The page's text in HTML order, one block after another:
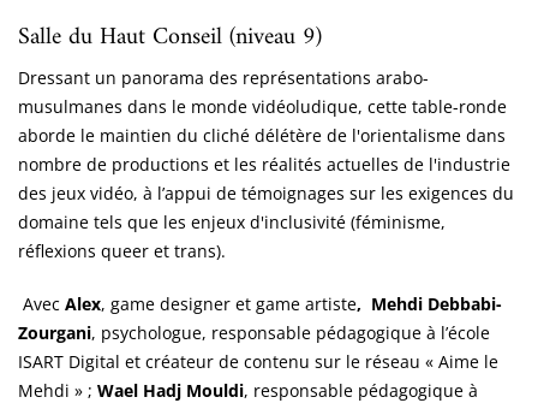
Salle du Haut Conseil (niveau 9)
Dressant un panorama des représentations arabo-
musulmanes dans le monde vidéoludique, cette table-ronde
aborde le maintien du cliché délétère de l'orientalisme dans
nombre de productions et les réalités actuelles de l'industrie
des jeux vidéo, à l’appui de témoignages sur les exigences du
domaine tels que les enjeux d'inclusivité (féminisme,
réflexions queer et trans).
Avec Alex, game designer et game artiste, Mehdi Debbabi-
Zourgani, psychologue, responsable pédagogique à l’école
ISART Digital et créateur de contenu sur le réseau « Aime le
Mehdi » ; Wael Hadj Mouldi, responsable pédagogique à